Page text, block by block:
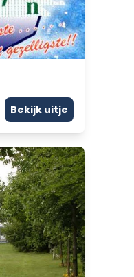
Bekijk uitje